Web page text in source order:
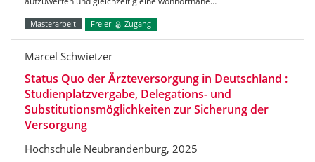
Masterarbeit Freier Zugang
Marcel Schwietzer
Status Quo der Ärzteversorgung in Deutschland :
Studienplatzvergabe, Delegations- und
Substitutionsmöglichkeiten zur Sicherung der
Versorgung
Hochschule Neubrandenburg, 2025